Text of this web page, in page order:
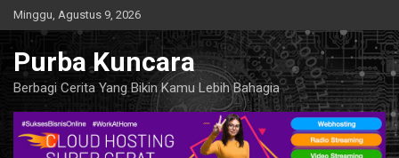
Skip
to
content
Minggu, Agustus 9, 2026
Purba Kuncara
Berbagi Cerita Yang Bikin Kamu Lebih Bahagia